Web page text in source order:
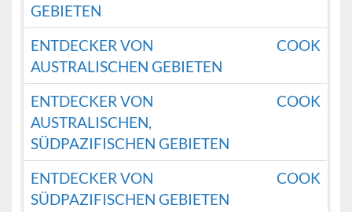
GEBIETEN
ENTDECKER VON
AUSTRALISCHEN GEBIETEN
COOK
ENTDECKER VON
AUSTRALISCHEN,
SÜDPAZIFISCHEN GEBIETEN
COOK
ENTDECKER VON
SÜDPAZIFISCHEN GEBIETEN
COOK